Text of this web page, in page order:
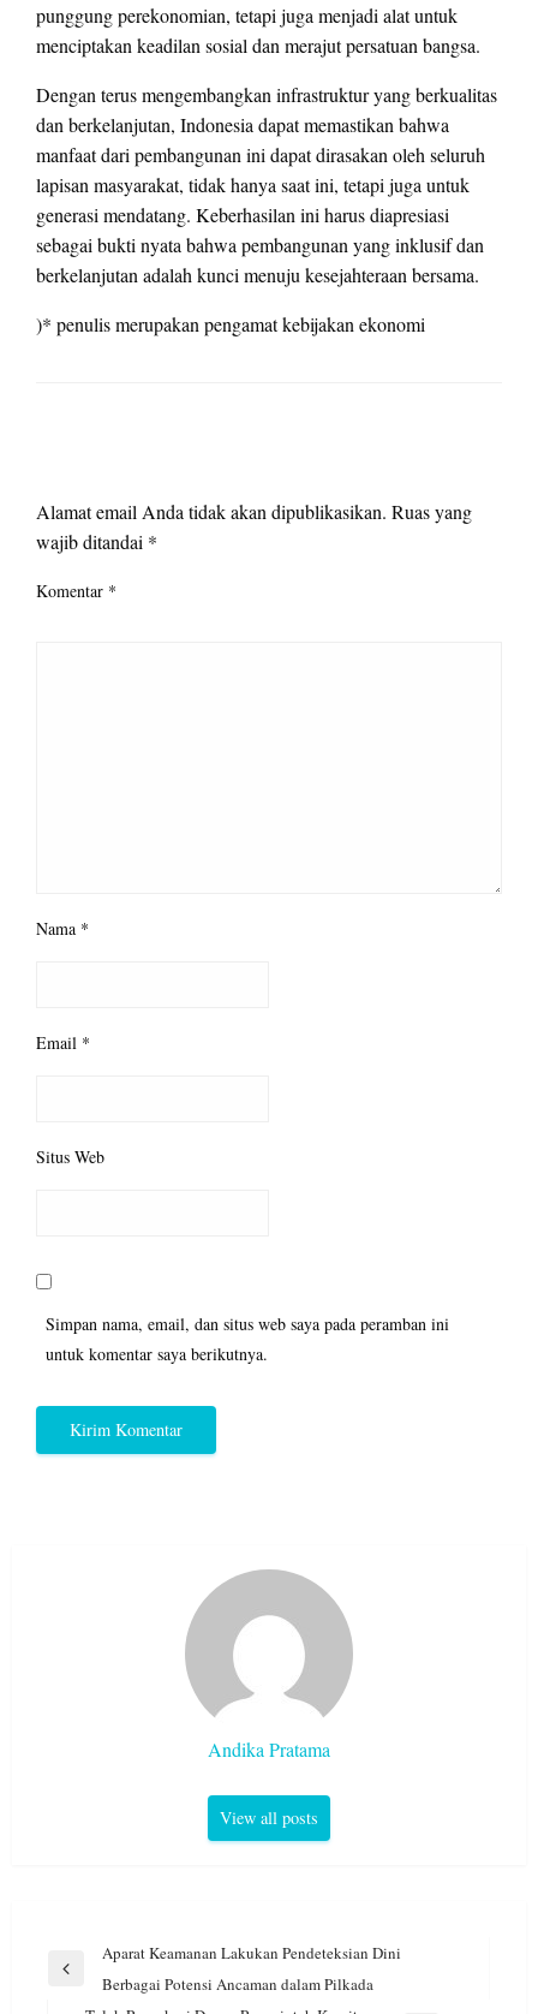
punggung perekonomian, tetapi juga menjadi alat untuk
menciptakan keadilan sosial dan merajut persatuan bangsa.
Dengan terus mengembangkan infrastruktur yang berkualitas
dan berkelanjutan, Indonesia dapat memastikan bahwa
manfaat dari pembangunan ini dapat dirasakan oleh seluruh
lapisan masyarakat, tidak hanya saat ini, tetapi juga untuk
generasi mendatang. Keberhasilan ini harus diapresiasi
sebagai bukti nyata bahwa pembangunan yang inklusif dan
berkelanjutan adalah kunci menuju kesejahteraan bersama.
)* penulis merupakan pengamat kebijakan ekonomi
Alamat email Anda tidak akan dipublikasikan. Ruas yang
wajib ditandai *
Komentar *
Nama *
Email *
Situs Web
Simpan nama, email, dan situs web saya pada peramban ini
untuk komentar saya berikutnya.
Andika Pratama
View all posts
Navigasi
Previous
Aparat Keamanan Lakukan Pendeteksian Dini
Berbagai Potensi Ancaman dalam Pilkada